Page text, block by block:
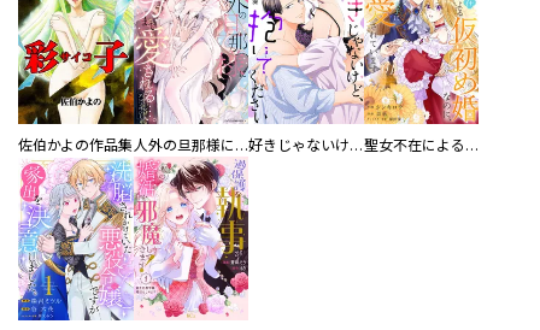
佐伯かよの作品集 人外の旦那様に娶られ毎晩ナカまで愛される…。アンソロジー 好きじゃないけど、抱いてください【電子単行本版／特典おまけ付き】 聖女不在による仮初め婚なのに、不器用な王太子に溺愛されています【電子単行本版／特典おまけ付き】